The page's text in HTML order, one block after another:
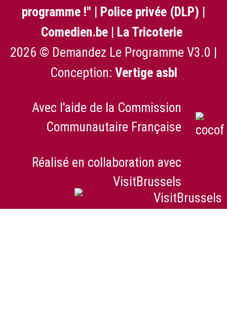
programme !" | Police privée (DLP) |
Comedien.be | La Tricoterie
2026 © Demandez Le Programme V3.0 |
Conception: Vertige asbl
Avec l'aide de la Commission
Communautaire Française
Réalisé en collaboration avec
VisitBrussels